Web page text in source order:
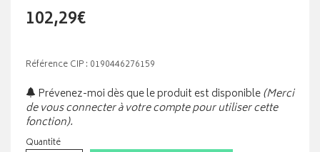
102,29€
Référence CIP : 0190446276159
Prévenez-moi dès que le produit est disponible(Merci
de vous connecter à votre compte pour utiliser cette
fonction).
Quantité